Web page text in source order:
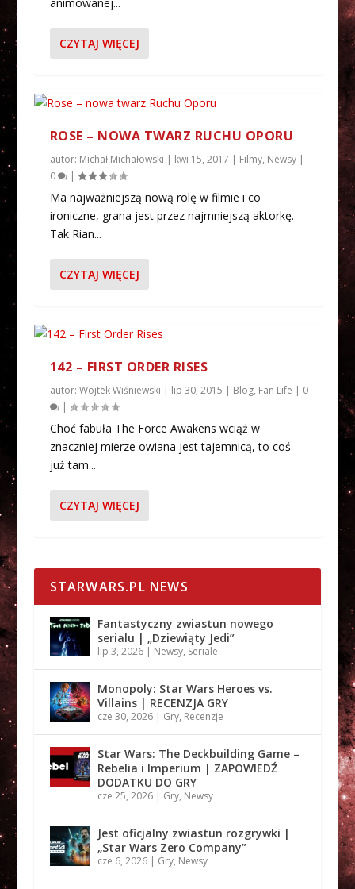
CZYTAJ WIĘCEJ
ROSE – NOWA TWARZ RUCHU OPORU
autor: Michał Michałowski | kwi 15, 2017 | Filmy, Newsy|
0
|
Ma najważniejszą nową rolę w filmie i co
ironiczne, grana jest przez najmniejszą aktorkę.
Tak Rian...
CZYTAJ WIĘCEJ
142 – FIRST ORDER RISES
autor: Wojtek Wiśniewski | lip 30, 2015 | Blog, Fan Life | 0
|
Choć fabuła The Force Awakens wciąż w
znaczniej mierze owiana jest tajemnicą, to coś
już tam...
CZYTAJ WIĘCEJ
STARWARS.PL NEWS
Fantastyczny zwiastun nowego
serialu | „Dziewiąty Jedi”
lip 3, 2026| Newsy, Seriale
Monopoly: Star Wars Heroes vs.
Villains | RECENZJA GRY
cze 30, 2026| Gry, Recenzje
Star Wars: The Deckbuilding Game –
Rebelia i Imperium | ZAPOWIEDŹ
DODATKU DO GRY
cze 25, 2026| Gry, Newsy
Jest oficjalny zwiastun rozgrywki |
„Star Wars Zero Company”
cze 6, 2026| Gry, Newsy